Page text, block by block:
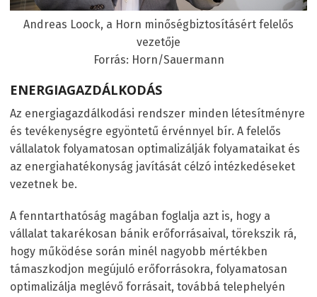
Andreas Loock, a Horn minőségbiztosításért felelős
vezetője
Forrás: Horn/Sauermann
ENERGIAGAZDÁLKODÁS
Az energiagazdálkodási rendszer minden létesítményre
és tevékenységre egyöntetű érvénnyel bír. A felelős
vállalatok folyamatosan optimalizálják folyamataikat és
az energiahatékonyság javítását célzó intézkedéseket
vezetnek be.
A fenntarthatóság magában foglalja azt is, hogy a
vállalat takarékosan bánik erőforrásaival, törekszik rá,
hogy működése során minél nagyobb mértékben
támaszkodjon megújuló erőforrásokra, folyamatosan
optimalizálja meglévő forrásait, továbbá telephelyén